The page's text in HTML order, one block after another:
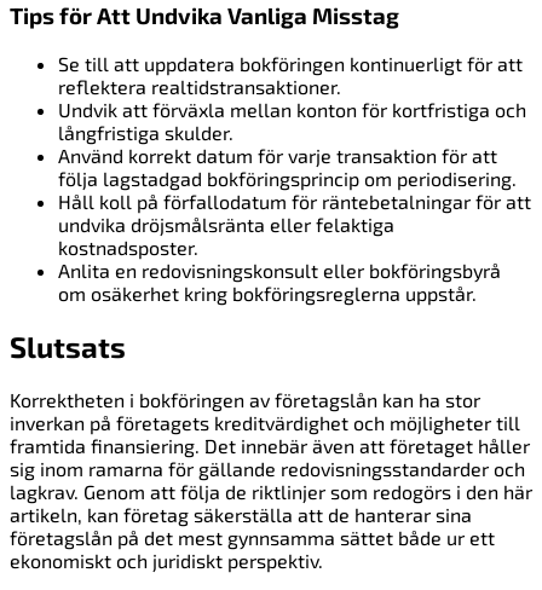
Tips för Att Undvika Vanliga Misstag
Se till att uppdatera bokföringen kontinuerligt för att
reflektera realtidstransaktioner.
Undvik att förväxla mellan konton för kortfristiga och
långfristiga skulder.
Använd korrekt datum för varje transaktion för att
följa lagstadgad bokföringsprincip om periodisering.
Håll koll på förfallodatum för räntebetalningar för att
undvika dröjsmålsränta eller felaktiga
kostnadsposter.
Anlita en redovisningskonsult eller bokföringsbyrå
om osäkerhet kring bokföringsreglerna uppstår.
Slutsats
Korrektheten i bokföringen av företagslån kan ha stor
inverkan på företagets kreditvärdighet och möjligheter till
framtida finansiering. Det innebär även att företaget håller
sig inom ramarna för gällande redovisningsstandarder och
lagkrav. Genom att följa de riktlinjer som redogörs i den här
artikeln, kan företag säkerställa att de hanterar sina
företagslån på det mest gynnsamma sättet både ur ett
ekonomiskt och juridiskt perspektiv.